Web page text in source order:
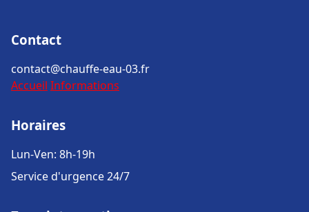
Contact
contact@chauffe-eau-03.fr
Accueil Informations
Horaires
Lun-Ven: 8h-19h
Service d'urgence 24/7